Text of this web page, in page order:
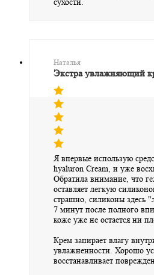
Наталья
Экстра увлажняющий
Я впервые использую
hyaluron Cream, и уже
Обратила внимание, что
оставляет легкую
страшно, силиконы здесь
7 минут после полного
коже уже не остается ни
Крем запирает влагу
увлажненности. Хорошо
восстанавливает